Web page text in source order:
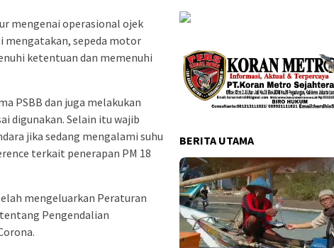
mengenai operasional ojek
mengatakan, sepeda motor
ketentuan dan memenuhi
PSBB dan juga melakukan
digunakan. Selain itu wajib
jika sedang mengalami suhu
terkait penerapan PM 18
mengeluarkan Peraturan
Pengendalian
BERITA UTAMA